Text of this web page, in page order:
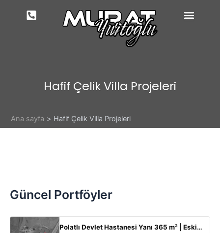
Hafif Çelik Villa Projeleri
Ana sayfa Hafif Çelik Villa Projeleri
Güncel Portföyler
Polatlı Devlet Hastanesi Yanı 365 m² | Eskişehir Yolu Cepheli | Ticari+Konut İmarlı Arsa